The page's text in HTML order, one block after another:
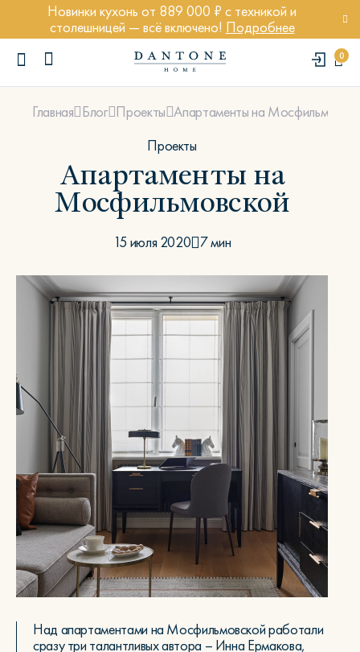
Новинки кухонь от 889 000 ₽ с техникой и
столешницей — всё включено! Подробнее
0
ПОПУЛЯРНЫЕ ЗАПРОСЫ
Кровать Ньюбери
Стул Престон
Главная Блог Проекты Апартаменты на
Проекты
Апартаменты на
Мосфильмовской
15 июля 2020 7 мин
Над апартаментами на Мосфильмовской работали
сразу три талантливых автора – Инна Ермакова,